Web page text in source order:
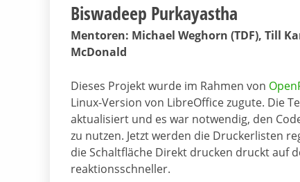
Biswadeep Purkayastha
Mentoren: Michael Weghorn (TDF), Till
McDonald
Dieses Projekt wurde im Rahmen von
Linux-Version von LibreOffice zugute. Die
aktualisiert und es war notwendig, den
zu nutzen. Jetzt werden die Druckerlisten
die Schaltfläche Direkt drucken druckt auf
reaktionsschneller.